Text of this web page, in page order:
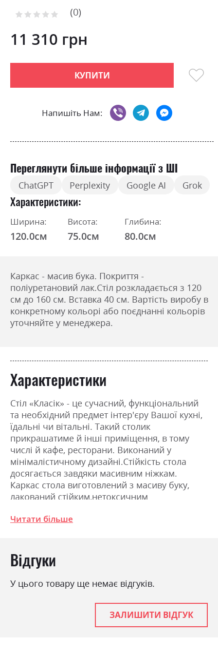
the
of
the
gallery
Рейтинг: 0
11 310 грн
КУПИТИ
Напишіть Нам:
Переглянути більше інформації з ШІ
ChatGPT Perplexity Google AI Grok
Характеристики
Ширина:
120.0см
Висота:
75.0см
Глибина:
80.0см
Каркас - масив бука. Покриття -
поліуретановий лак.Стіл розкладається з 120
см до 160 см. Вставка 40 см. Вартість виробу в
конкретному кольорі або поєднанні кольорів
уточняйте у менеджера.
Характеристики
Стіл «Класік» - це сучасний, функціональний
та необхідний предмет інтер'єру Вашої кухні,
їдальні чи вітальні. Такий столик
прикрашатиме й інші приміщення, в тому
числі й кафе, ресторани. Виконаний у
мінімалістичному дизайні.Стійкість стола
досягається завдяки масивним ніжкам.
Каркас стола виготовлений з масиву буку,
лакований стійким,нетоксичним
Колір (Фасад):
Marko білий глянець, Marko
венге, Marko горіх світлий,
Marko дуб, Marko слонова
кістка глянець, Marko
слонова кістка мат, Marko
Читати більше
Відгуки
У цього товару ще немає відгуків.
ЗАЛИШИТИ ВІДГУК